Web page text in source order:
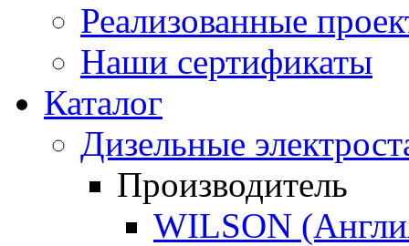
Реализованные
Наши сертификаты
Каталог
Дизельные
Производитель
WILSON